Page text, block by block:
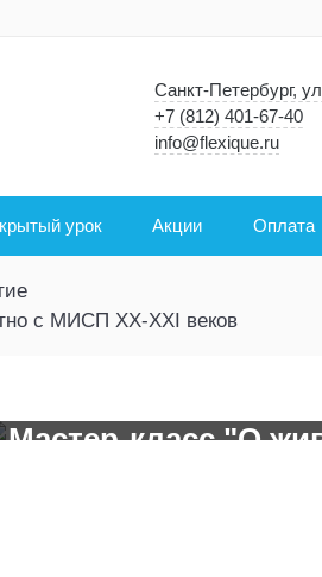
Санкт-Петербург,
+7 (812) 401-67-40
info@flexique.ru
урок Акции Оплата
с МИСП XX-XXI веков
Мастер-класс "О